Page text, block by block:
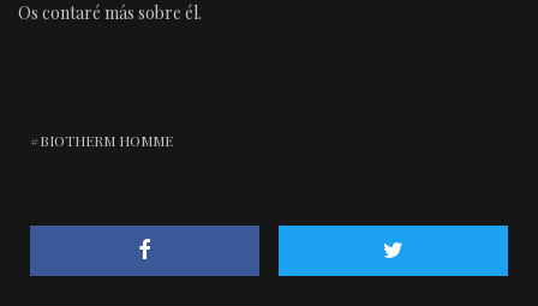
Os contaré más sobre él.
BIOTHERM HOMME